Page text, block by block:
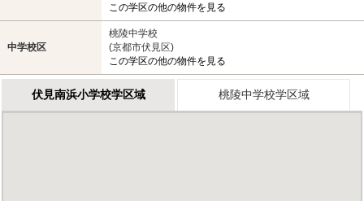
この学区の他の物件を見る
中学校区
桃陵中学校
(京都市伏見区)
この学区の他の物件を見る
伏見南浜小学校学区域 桃陵中学校学区域